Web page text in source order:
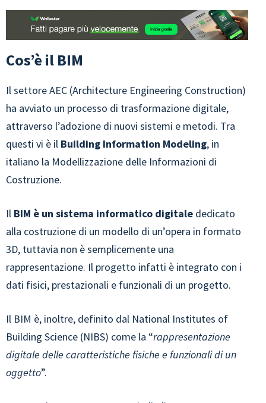
Cos’è il BIM
Il settore AEC (Architecture Engineering Construction)
ha avviato un processo di trasformazione digitale,
attraverso l’adozione di nuovi sistemi e metodi. Tra
questi vi è il Building Information Modeling, in
italiano la Modellizzazione delle Informazioni di
Costruzione.
Il BIM è un sistema informatico digitale dedicato
alla costruzione di un modello di un’opera in formato
3D, tuttavia non è semplicemente una
rappresentazione. Il progetto infatti è integrato con i
dati fisici, prestazionali e funzionali di un progetto.
Il BIM è, inoltre, definito dal National Institutes of
Building Science (NIBS) come la “rappresentazione
digitale delle caratteristiche fisiche e funzionali di un
oggetto”.